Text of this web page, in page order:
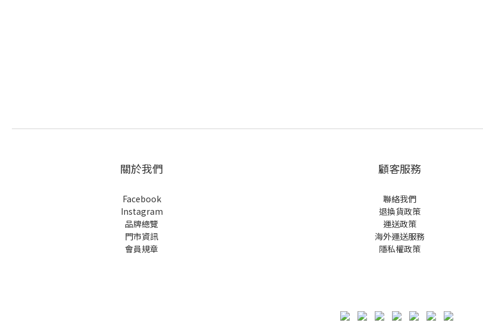
關於我們
Facebook
Instagram
品牌總覽
門市資訊
會員規章
顧客服務
聯絡我們
退換貨政策
運送政策
海外運送服務
隱私權政策